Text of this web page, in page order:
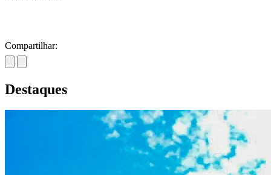
Compartilhar:
Destaques